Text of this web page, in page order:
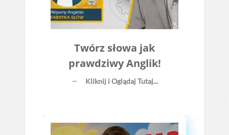
Twórz słowa jak
prawdziwy Anglik!
Kliknij i Oglądaj Tutaj...